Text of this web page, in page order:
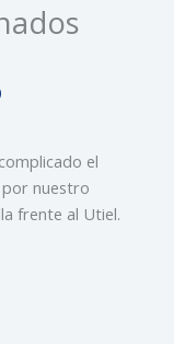
el
nuestro
frente al Utiel.